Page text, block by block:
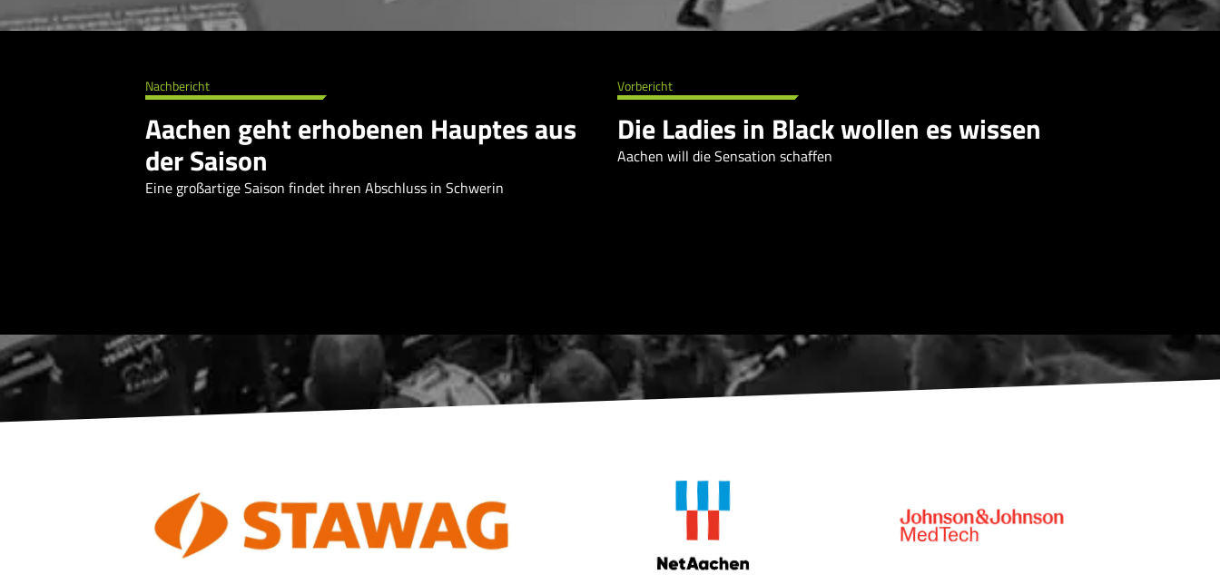
Nachbericht
Aachen geht erhobenen Hauptes aus
der Saison
Eine großartige Saison findet ihren Abschluss in Schwerin
Vorbericht
Die Ladies in Black wollen es wissen
Aachen will die Sensation schaffen